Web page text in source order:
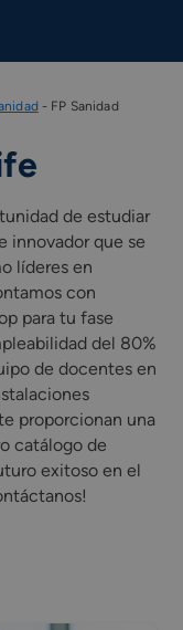
- FP Sanidad
de estudiar
innovador que se
líderes en
con
para tu fase
del 80%
de docentes en
proporcionan una
catálogo de
exitoso en el